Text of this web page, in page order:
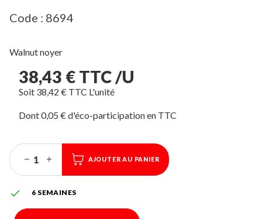
Code : 8694
Walnut noyer
38,43 € TTC /U
Soit 38,42 € TTC L'unité
Dont 0,05 € d'éco-participation
AJOUTER AU PANIER
 6 SEMAINES